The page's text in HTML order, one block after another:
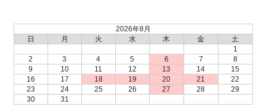
2026年8月
日
月 火 水 木 金
土
1
2
3 4 5 6 7
8
9
10 11 12 13 14
15
16
17 18 19 20 21
22
23
24 25 26 27 28
29
30
31